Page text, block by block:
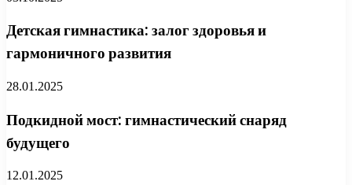
Детская гимнастика: залог здоровья и
гармоничного развития
28.01.2025
Подкидной мост: гимнастический снаряд
будущего
12.01.2025